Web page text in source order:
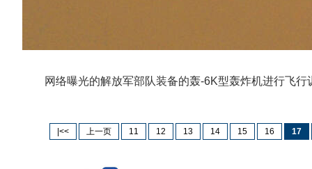
网络曝光的解放军部队装备的轰-6K型轰炸机进行飞行
|<< 上一页 11 12 13 14 15 16 17